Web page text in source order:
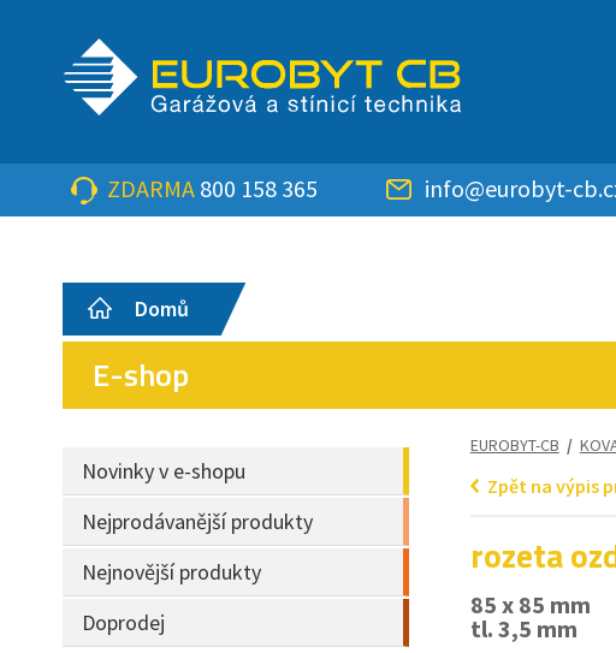
ZDARMA 800 158 365 info@eurobyt-
Domů
E-shop
Novinky v e-shopu
Nejprodávanější produkty
Nejnovější produkty
Doprodej
EUROBYT-CB /
Zpět na výpis
rozeta
85 x 85 mm
tl. 3,5 mm